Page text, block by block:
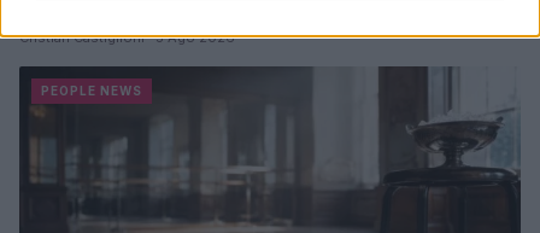
Cristian Castiglioni · 5 Ago 2026
PEOPLE NEWS